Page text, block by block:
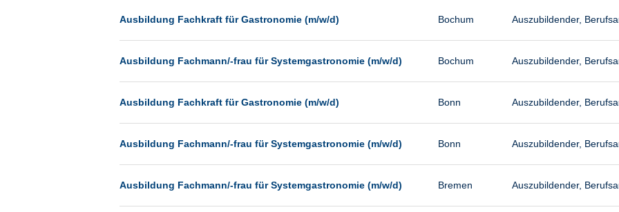
Hermsdorf
Ingolstadt
Kassel
Laatzen
Landau
Leipzig
Ausbildung Fachkraft für Gastronomie (m/w/d) Bochum Auszubildender,
Ausbildung Fachmann/-frau für Systemgastronomie (m/w/d) Bochum Auszubildender,
Ausbildung Fachkraft für Gastronomie (m/w/d) Bonn Auszubildender,
Ausbildung Fachmann/-frau für Systemgastronomie (m/w/d) Bonn Auszubildender,
Ausbildung Fachmann/-frau für Systemgastronomie (m/w/d) Bremen Auszubildender,